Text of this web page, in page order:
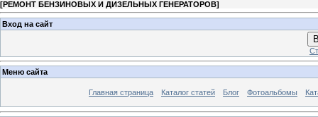
[РЕМОНТ БЕНЗИНОВЫХ И ДИЗЕЛЬНЫХ ГЕНЕРАТОРОВ]
Вход на сайт
Меню сайта
Главная страница Каталог статей Блог Фотоальбомы